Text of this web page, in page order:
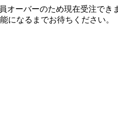
オーバーのため現在受注でき
になるまでお待ちください。